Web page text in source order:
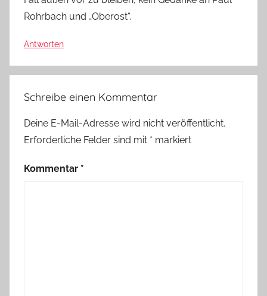
Rohrbach und „Oberost“.
Antworten
Schreibe einen Kommentar
Deine E-Mail-Adresse wird nicht veröffentlicht.
Erforderliche Felder sind mit * markiert
Kommentar *